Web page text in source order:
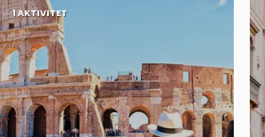
1 AKTIVITET